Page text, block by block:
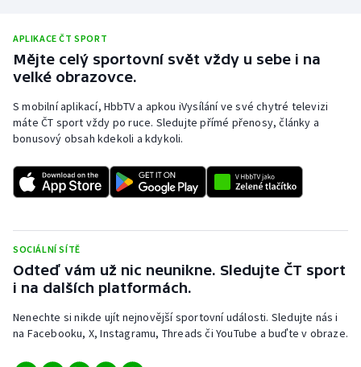
APLIKACE ČT SPORT
Mějte celý sportovní svět vždy u sebe i na
velké obrazovce.
S mobilní aplikací, HbbTV a apkou iVysílání ve své chytré televizi
máte ČT sport vždy po ruce. Sledujte přímé přenosy, články a
bonusový obsah kdekoli a kdykoli.
SOCIÁLNÍ SÍTĚ
Odteď vám už nic neunikne. Sledujte ČT sport
i na dalších platformách.
Nenechte si nikde ujít nejnovější sportovní události. Sledujte nás i
na Facebooku, X, Instagramu, Threads či YouTube a buďte v obraze.